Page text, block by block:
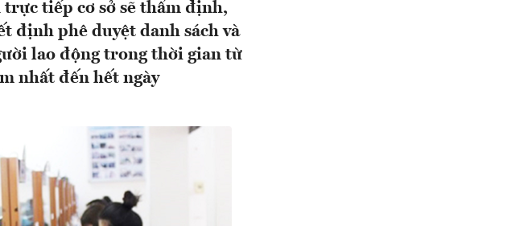
tiếp cơ sở sẽ thẩm định,
định phê duyệt danh sách và
lao động trong thời gian từ
nhất đến hết ngày